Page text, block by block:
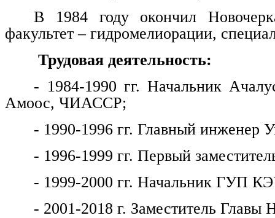
В 1984 году окончил
факультет – гидромелиорации,
Трудовая деятельность:
- 1984-1990 гг. Начальник
Амоос, ЧИАССР;
- 1990-1996 гг. Главный
- 1996-1999 гг. Первый
- 1999-2000 гг. Начальник ГУП
- 2001-2018 г. Заместитель Главы